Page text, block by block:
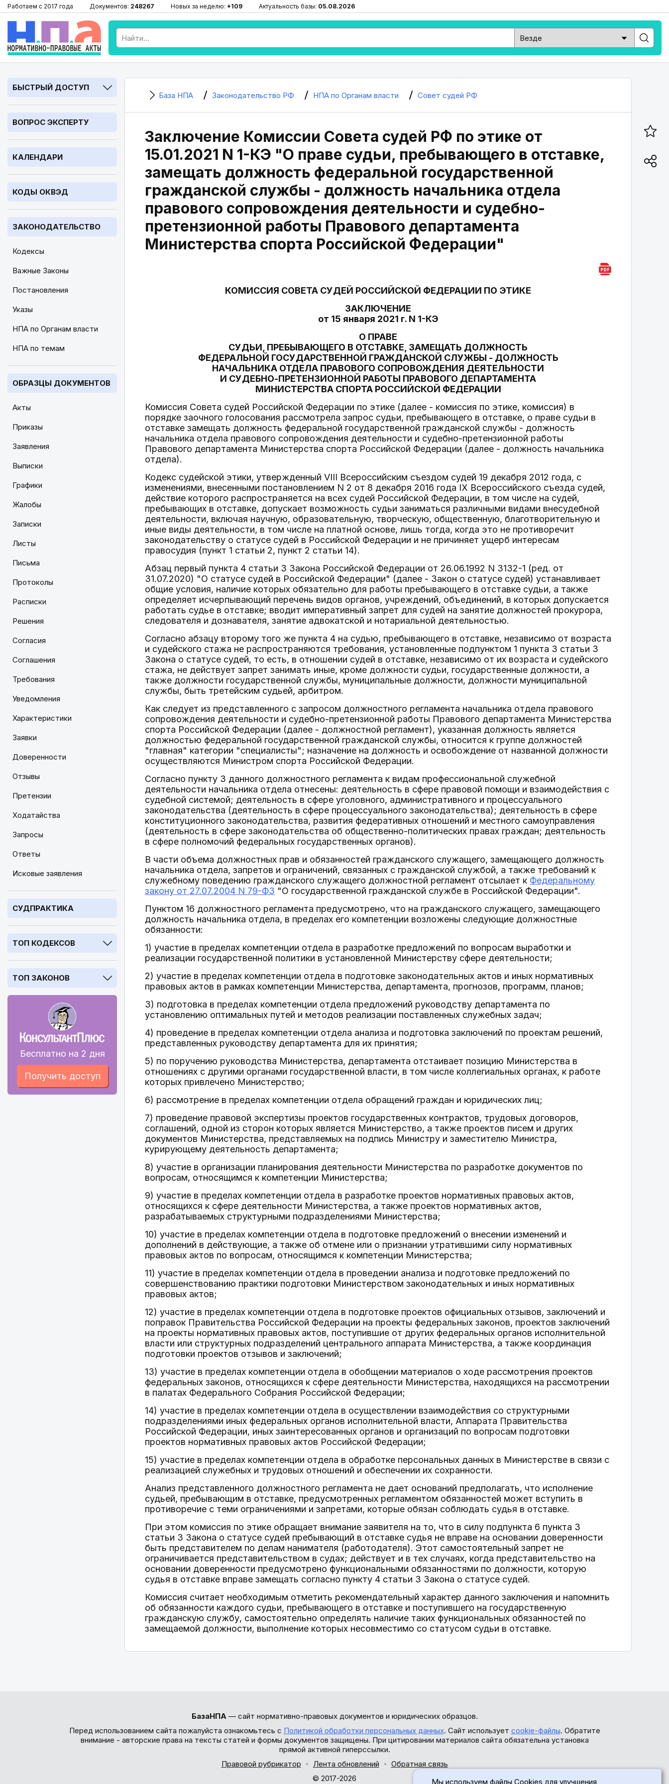
Работаем с 2017 года Документов: 248267 Новых за неделю: +109 Актуальность базы: 05.08.2026
БЫСТРЫЙ ДОСТУП
ВОПРОС ЭКСПЕРТУ
КАЛЕНДАРИ
КОДЫ ОКВЭД
ЗАКОНОДАТЕЛЬСТВО
Кодексы
Важные Законы
Постановления
Указы
НПА по Органам власти
НПА по темам
ОБРАЗЦЫ ДОКУМЕНТОВ
Акты
Приказы
Заявления
Выписки
Графики
Жалобы
Записки
Листы
Письма
Протоколы
Расписки
Решения
Согласия
Соглашения
Требования
Уведомления
Характеристики
Заявки
Доверенности
Отзывы
Претензии
Ходатайства
Запросы
Ответы
Исковые заявления
СУДПРАКТИКА
ТОП КОДЕКСОВ
ТОП ЗАКОНОВ
Бесплатно на 2 дня
Получить доступ
База НПА Законодательство РФ НПА по Органам власти Совет судей РФ
Заключение Комиссии Совета судей РФ по этике от
15.01.2021 N 1-КЭ "О праве судьи, пребывающего в отставке,
замещать должность федеральной государственной
гражданской службы - должность начальника отдела
правового сопровождения деятельности и судебно-
претензионной работы Правового департамента
Министерства спорта Российской Федерации"
КОМИССИЯ СОВЕТА СУДЕЙ РОССИЙСКОЙ ФЕДЕРАЦИИ ПО ЭТИКЕ
ЗАКЛЮЧЕНИЕ
от 15 января 2021 г. N 1-КЭ
О ПРАВЕ
СУДЬИ, ПРЕБЫВАЮЩЕГО В ОТСТАВКЕ, ЗАМЕЩАТЬ ДОЛЖНОСТЬ
ФЕДЕРАЛЬНОЙ ГОСУДАРСТВЕННОЙ ГРАЖДАНСКОЙ СЛУЖБЫ - ДОЛЖНОСТЬ
НАЧАЛЬНИКА ОТДЕЛА ПРАВОВОГО СОПРОВОЖДЕНИЯ ДЕЯТЕЛЬНОСТИ
И СУДЕБНО-ПРЕТЕНЗИОННОЙ РАБОТЫ ПРАВОВОГО ДЕПАРТАМЕНТА
МИНИСТЕРСТВА СПОРТА РОССИЙСКОЙ ФЕДЕРАЦИИ
Комиссия Совета судей Российской Федерации по этике (далее - комиссия по этике, комиссия) в
порядке заочного голосования рассмотрела запрос судьи, пребывающего в отставке, о праве судьи в
отставке замещать должность федеральной государственной гражданской службы - должность
начальника отдела правового сопровождения деятельности и судебно-претензионной работы
Правового департамента Министерства спорта Российской Федерации (далее - должность начальника
отдела).
Кодекс судейской этики, утвержденный VIII Всероссийским съездом судей 19 декабря 2012 года, с
изменениями, внесенными постановлением N 2 от 8 декабря 2016 года IX Всероссийского съезда судей,
действие которого распространяется на всех судей Российской Федерации, в том числе на судей,
пребывающих в отставке, допускает возможность судьи заниматься различными видами внесудебной
деятельности, включая научную, образовательную, творческую, общественную, благотворительную и
иные виды деятельности, в том числе на платной основе, лишь тогда, когда это не противоречит
законодательству о статусе судей в Российской Федерации и не причиняет ущерб интересам
правосудия (пункт 1 статьи 2, пункт 2 статьи 14).
Абзац первый пункта 4 статьи 3 Закона Российской Федерации от 26.06.1992 N 3132-1 (ред. от
31.07.2020) "О статусе судей в Российской Федерации" (далее - Закон о статусе судей) устанавливает
общие условия, наличие которых обязательно для работы пребывающего в отставке судьи, а также
определяет исчерпывающий перечень видов органов, учреждений, объединений, в которых допускается
работать судье в отставке; вводит императивный запрет для судей на занятие должностей прокурора,
следователя и дознавателя, занятие адвокатской и нотариальной деятельностью.
Согласно абзацу второму того же пункта 4 на судью, пребывающего в отставке, независимо от возраста
и судейского стажа не распространяются требования, установленные подпунктом 1 пункта 3 статьи 3
Закона о статусе судей, то есть, в отношении судей в отставке, независимо от их возраста и судейского
стажа, не действует запрет занимать иные, кроме должности судьи, государственные должности, а
также должности государственной службы, муниципальные должности, должности муниципальной
службы, быть третейским судьей, арбитром.
Как следует из представленного с запросом должностного регламента начальника отдела правового
сопровождения деятельности и судебно-претензионной работы Правового департамента Министерства
спорта Российской Федерации (далее - должностной регламент), указанная должность является
должностью федеральной государственной гражданской службы, относится к группе должностей
"главная" категории "специалисты"; назначение на должность и освобождение от названной должности
осуществляются Министром спорта Российской Федерации.
Согласно пункту 3 данного должностного регламента к видам профессиональной служебной
деятельности начальника отдела отнесены: деятельность в сфере правовой помощи и взаимодействия с
судебной системой; деятельность в сфере уголовного, административного и процессуального
законодательства (деятельность в сфере процессуального законодательства); деятельность в сфере
конституционного законодательства, развития федеративных отношений и местного самоуправления
(деятельность в сфере законодательства об общественно-политических правах граждан; деятельность
в сфере полномочий федеральных государственных органов).
В части объема должностных прав и обязанностей гражданского служащего, замещающего должность
начальника отдела, запретов и ограничений, связанных с гражданской службой, а также требований к
служебному поведению гражданского служащего должностной регламент отсылает к Федеральному
закону от 27.07.2004 N 79-ФЗ "О государственной гражданской службе в Российской Федерации".
Пунктом 16 должностного регламента предусмотрено, что на гражданского служащего, замещающего
должность начальника отдела, в пределах его компетенции возложены следующие должностные
обязанности:
1) участие в пределах компетенции отдела в разработке предложений по вопросам выработки и
реализации государственной политики в установленной Министерству сфере деятельности;
2) участие в пределах компетенции отдела в подготовке законодательных актов и иных нормативных
правовых актов в рамках компетенции Министерства, департамента, прогнозов, программ, планов;
3) подготовка в пределах компетенции отдела предложений руководству департамента по
установлению оптимальных путей и методов реализации поставленных служебных задач;
4) проведение в пределах компетенции отдела анализа и подготовка заключений по проектам решений,
представленных руководству департамента для их принятия;
5) по поручению руководства Министерства, департамента отстаивает позицию Министерства в
отношениях с другими органами государственной власти, в том числе коллегиальных органах, к работе
которых привлечено Министерство;
6) рассмотрение в пределах компетенции отдела обращений граждан и юридических лиц;
7) проведение правовой экспертизы проектов государственных контрактов, трудовых договоров,
соглашений, одной из сторон которых является Министерство, а также проектов писем и других
документов Министерства, представляемых на подпись Министру и заместителю Министра,
курирующему деятельность департамента;
8) участие в организации планирования деятельности Министерства по разработке документов по
вопросам, относящимся к компетенции Министерства;
9) участие в пределах компетенции отдела в разработке проектов нормативных правовых актов,
относящихся к сфере деятельности Министерства, а также проектов нормативных актов,
разрабатываемых структурными подразделениями Министерства;
10) участие в пределах компетенции отдела в подготовке предложений о внесении изменений и
дополнений в действующие, а также об отмене или о признании утратившими силу нормативных
правовых актов по вопросам, относящимся к компетенции Министерства;
11) участие в пределах компетенции отдела в проведении анализа и подготовке предложений по
совершенствованию практики подготовки Министерством законодательных и иных нормативных
правовых актов;
12) участие в пределах компетенции отдела в подготовке проектов официальных отзывов, заключений и
поправок Правительства Российской Федерации на проекты федеральных законов, проектов заключений
на проекты нормативных правовых актов, поступившие от других федеральных органов исполнительной
власти или структурных подразделений центрального аппарата Министерства, а также координация
подготовки проектов отзывов и заключений;
13) участие в пределах компетенции отдела в обобщении материалов о ходе рассмотрения проектов
федеральных законов, относящихся к сфере деятельности Министерства, находящихся на рассмотрении
в палатах Федерального Собрания Российской Федерации;
14) участие в пределах компетенции отдела в осуществлении взаимодействия со структурными
подразделениями иных федеральных органов исполнительной власти, Аппарата Правительства
Российской Федерации, иных заинтересованных органов и организаций по вопросам подготовки
проектов нормативных правовых актов Российской Федерации;
15) участие в пределах компетенции отдела в обработке персональных данных в Министерстве в связи с
реализацией служебных и трудовых отношений и обеспечении их сохранности.
Анализ представленного должностного регламента не дает оснований предполагать, что исполнение
судьей, пребывающим в отставке, предусмотренных регламентом обязанностей может вступить в
противоречие с теми ограничениями и запретами, которые обязан соблюдать судья в отставке.
При этом комиссия по этике обращает внимание заявителя на то, что в силу подпункта 6 пункта 3
статьи 3 Закона о статусе судей пребывающий в отставке судья не вправе на основании доверенности
быть представителем по делам нанимателя (работодателя). Этот самостоятельный запрет не
ограничивается представительством в судах; действует и в тех случаях, когда представительство на
основании доверенности предусмотрено функциональными обязанностями по должности, которую
судья в отставке вправе замещать согласно пункту 4 статьи 3 Закона о статусе судей.
Комиссия считает необходимым отметить рекомендательный характер данного заключения и напомнить
об обязанности каждого судьи, пребывающего в отставке и поступившего на государственную
гражданскую службу, самостоятельно определять наличие таких функциональных обязанностей по
замещаемой должности, выполнение которых несовместимо со статусом судьи в отставке.
БазаНПА— сайт нормативно-правовых документов и юридических образцов.
Перед использованием сайта пожалуйста ознакомьтесь с Политикой обработки персональных данных. Сайт использует cookie-файлы. Обратите
внимание - авторские права на тексты статей и формы документов защищены. При цитировании материалов сайта обязательна установка
прямой активной гиперссылки.
Правовой рубрикатор
Лента обновлений
Обратная связь
© 2017-2026
Мы используем файлы Cookies для улучшения